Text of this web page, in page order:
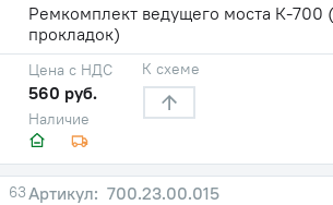
Ремкомплект ведущего моста К-700
прокладок)
Наличие
Цена с НДС
560 руб.
К схеме
63
700.23.00.015